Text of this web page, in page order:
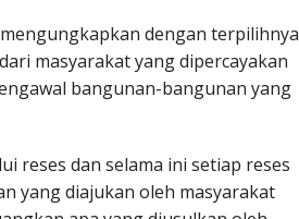
dengan terpilihnya
masyarakat yang dipercayakan
bangunan-bangunan yang
reses dan selama ini setiap reses
yang diajukan oleh masyarakat